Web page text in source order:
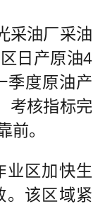
油厂采油
日产原油4
季度原油产
考核指标完
前。
区加快生
。该区域紧